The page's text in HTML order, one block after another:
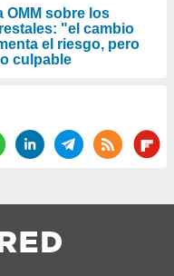
OMM sobre los
"el cambio
el riesgo, pero
culpable